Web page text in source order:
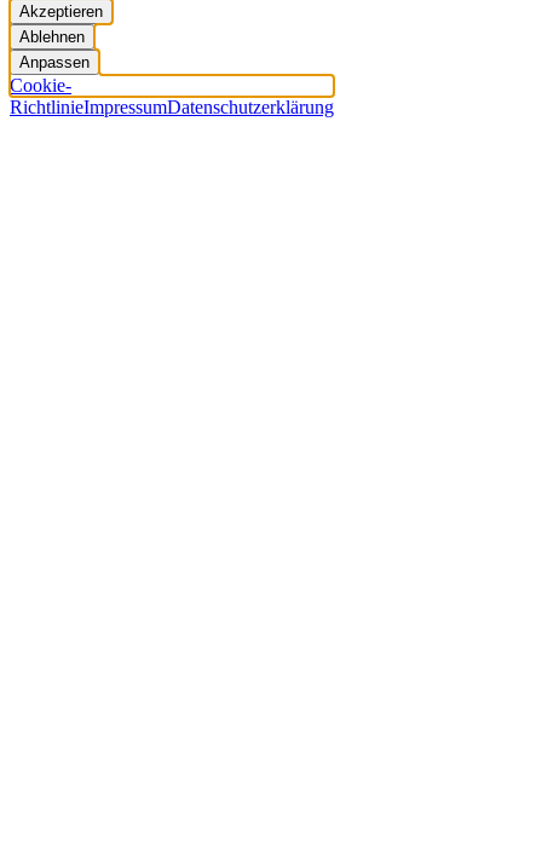
Akzeptieren
Ablehnen
Anpassen
Cookie-
RichtlinieImpressumDatenschutzerklärung